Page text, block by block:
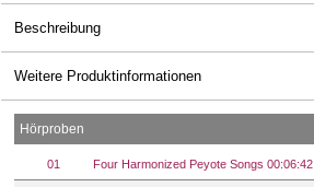
Beschreibung
Weitere Produktinformationen
Hörproben
01 Four Harmonized Peyote Songs 00:06:42